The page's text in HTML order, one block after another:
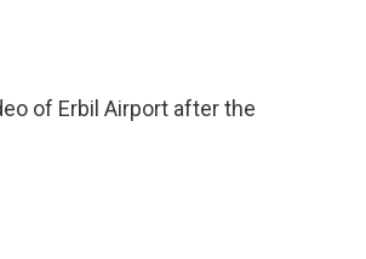
of Erbil Airport after the